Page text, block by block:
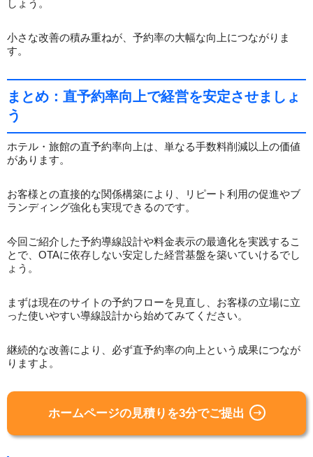
しょう。
小さな改善の積み重ねが、予約率の大幅な向上につながりま
す。
まとめ：直予約率向上で経営を安定させましょ
う
ホテル・旅館の直予約率向上は、単なる手数料削減以上の価値
があります。
お客様との直接的な関係構築により、リピート利用の促進やブ
ランディング強化も実現できるのです。
今回ご紹介した予約導線設計や料金表示の最適化を実践するこ
とで、OTAに依存しない安定した経営基盤を築いていけるでし
ょう。
まずは現在のサイトの予約フローを見直し、お客様の立場に立
った使いやすい導線設計から始めてみてください。
継続的な改善により、必ず直予約率の向上という成果につなが
りますよ。
ホームページの見積りを3分でご提出